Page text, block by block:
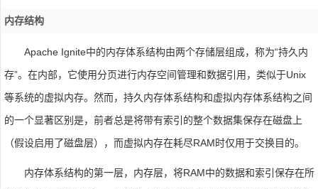
内存结构
Apache Ignite中的内存体系结构由两个存储层组成，称为“持久内
存”。在内部，它使用分页进行内存空间管理和数据引用，类似于Unix
等系统的虚拟内存。然而，持久内存体系结构和虚拟内存体系结构之间
的一个显著区别是，前者总是将带有索引的整个数据集保存在磁盘上
（假设启用了磁盘层），而虚拟内存在耗尽RAM时仅用于交换目的。
内存体系结构的第一层，内存层，将RAM中的数据和索引保存在所